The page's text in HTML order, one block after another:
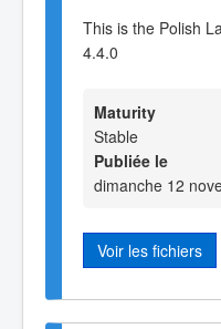
This is the Polish
4.4.0
Maturity
Stable
Publiée le
dimanche 12
Voir les fichiers